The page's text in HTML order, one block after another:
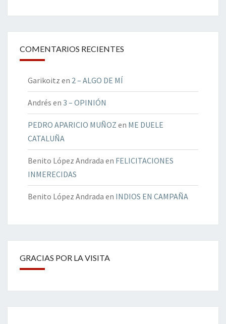
COMENTARIOS RECIENTES
Garikoitz en 2 – ALGO DE MÍ
Andrés en 3 – OPINIÓN
PEDRO APARICIO MUÑOZ en ME DUELE
CATALUÑA
Benito López Andrada en FELICITACIONES
INMERECIDAS
Benito López Andrada en INDIOS EN CAMPAÑA
GRACIAS POR LA VISITA